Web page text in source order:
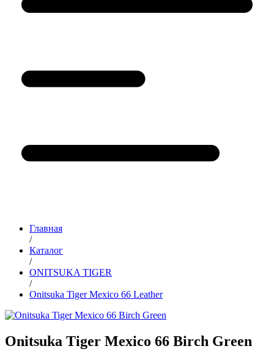
Главная
/
Каталог
/
ONITSUKA TIGER
/
Onitsuka Tiger Mexico 66 Leather
Onitsuka Tiger Mexico 66 Birch Green